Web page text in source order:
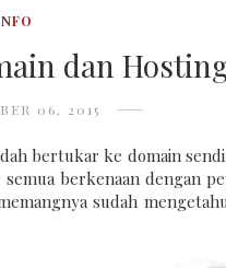
dan
06, 2015
bertukar ke domain
berkenaan dengan
sudah